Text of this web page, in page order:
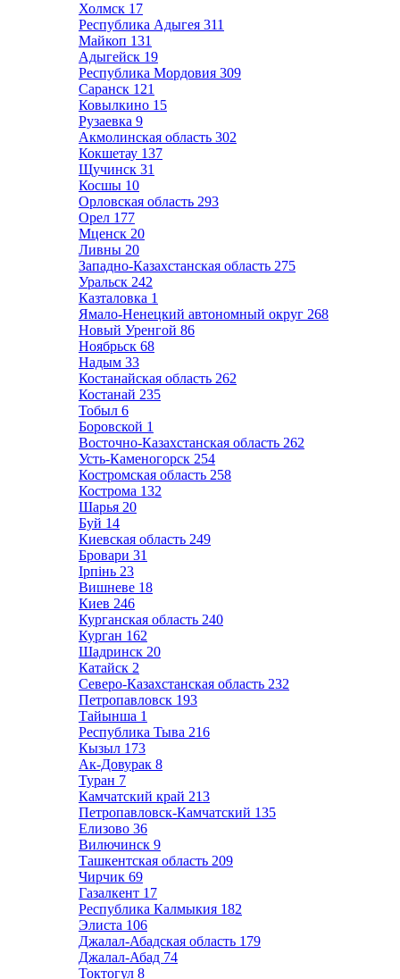
Холмск 17
Республика Адыгея 311
Майкоп 131
Адыгейск 19
Республика Мордовия 309
Саранск 121
Ковылкино 15
Рузаевка 9
Акмолинская область 302
Кокшетау 137
Щучинск 31
Косшы 10
Орловская область 293
Орел 177
Мценск 20
Ливны 20
Западно-Казахстанская область 275
Уральск 242
Казталовка 1
Ямало-Ненецкий автономный округ 268
Новый Уренгой 86
Ноябрьск 68
Надым 33
Костанайская область 262
Костанай 235
Тобыл 6
Боровской 1
Восточно-Казахстанская область 262
Усть-Каменогорск 254
Костромская область 258
Кострома 132
Шарья 20
Буй 14
Киевская область 249
Бровари 31
Ірпінь 23
Вишневе 18
Киев 246
Курганская область 240
Курган 162
Шадринск 20
Катайск 2
Северо-Казахстанская область 232
Петропавловск 193
Тайынша 1
Республика Тыва 216
Кызыл 173
Ак-Довурак 8
Туран 7
Камчатский край 213
Петропавловск-Камчатский 135
Елизово 36
Вилючинск 9
Ташкентская область 209
Чирчик 69
Газалкент 17
Республика Калмыкия 182
Элиста 106
Джалал-Абадская область 179
Джалал-Абад 74
Токтогул 8